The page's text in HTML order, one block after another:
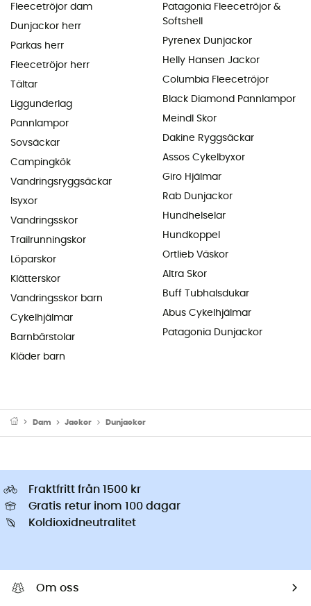
Fleecetröjor dam
Dunjackor herr
Parkas herr
Fleecetröjor herr
Tältar
Liggunderlag
Pannlampor
Sovsäckar
Campingkök
Vandringsryggsäckar
Isyxor
Vandringsskor
Trailrunningskor
Löparskor
Klätterskor
Vandringsskor barn
Cykelhjälmar
Barnbärstolar
Kläder barn
Patagonia Fleecetröjor &
Softshell
Pyrenex Dunjackor
Helly Hansen Jackor
Columbia Fleecetröjor
Black Diamond Pannlampor
Meindl Skor
Dakine Ryggsäckar
Assos Cykelbyxor
Giro Hjälmar
Rab Dunjackor
Hundhelselar
Hundkoppel
Ortlieb Väskor
Altra Skor
Buff Tubhalsdukar
Abus Cykelhjälmar
Patagonia Dunjackor
Dam Jackor Dunjackor
Fraktfritt från 1500 kr
Gratis retur inom 100 dagar
Koldioxidneutralitet
Om oss